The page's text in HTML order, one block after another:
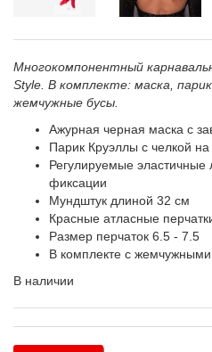
Многокомпонентный
Style. В комплекте: маска,
жемчужные бусы.
Ажурная черная маска с
Парик Круэллы с челкой
Регулируемые
фиксации
Мундштук длиной 32 см
Красные атласные
Размер перчаток 6.5 - 7.5
В комплекте с
В наличии